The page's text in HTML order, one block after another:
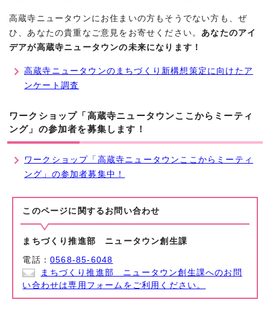
高蔵寺ニュータウンにお住まいの方もそうでない方も、ぜ
ひ、あなたの貴重なご意見をお寄せください。 あなたのアイ
デアが高蔵寺ニュータウンの未来になります！
高蔵寺ニュータウンのまちづくり新構想策定に向けたア
ンケート調査
ワークショップ「高蔵寺ニュータウンここからミーティ
ング」の参加者を募集します！
ワークショップ「高蔵寺ニュータウンここからミーティ
ング」の参加者募集中！
このページに関する お問い合わせ
まちづくり推進部 ニュータウン創生課
電話：0568-85-6048
まちづくり推進部 ニュータウン創生課へのお問
い合わせは専用フォームをご利用ください。